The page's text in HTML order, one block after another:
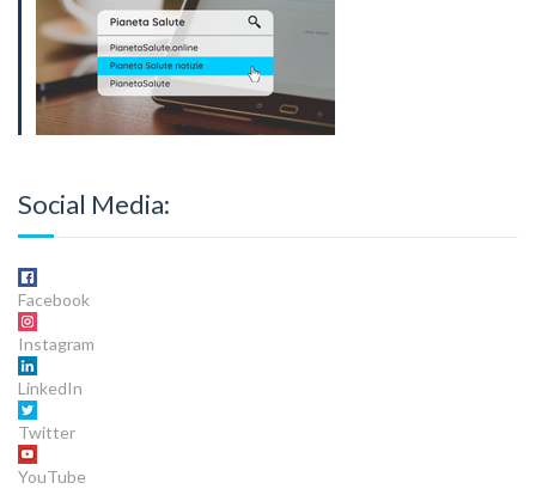
Social Media:
Facebook
Instagram
LinkedIn
Twitter
YouTube